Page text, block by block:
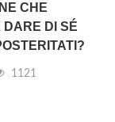
CHE
DARE DI SÉ
1121